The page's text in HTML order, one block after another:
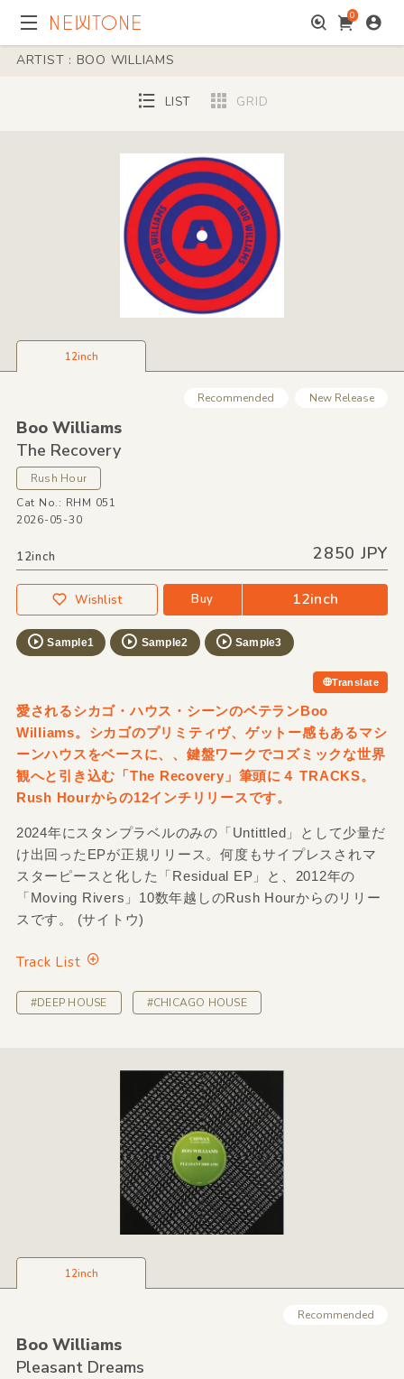
0
ARTIST : BOO WILLIAMS
LIST GRID
12inch
Recommended New Release
Boo Williams
The Recovery
Rush Hour
Cat No.: RHM 051
2026-05-30
12inch 2850 JPY
Wishlist Buy 12inch
Sample1 Sample2 Sample3
Translate
愛されるシカゴ・ハウス・シーンのベテランBoo
Williams。シカゴのプリミティヴ、ゲットー感もあるマシ
ーンハウスをベースに、、鍵盤ワークでコズミックな世界
観へと引き込む「The Recovery」筆頭に４ TRACKS。
Rush Hourからの12インチリリースです。
2024年にスタンプラベルのみの「Untittled」として少量だ
け出回ったEPが正規リリース。何度もサイプレスされマ
スターピースと化した「Residual EP」と、2012年の
「Moving Rivers」10数年越しのRush Hourからのリリー
スです。 (サイトウ)
Track List
#DEEP HOUSE #CHICAGO HOUSE
12inch
Recommended
Boo Williams
Pleasant Dreams